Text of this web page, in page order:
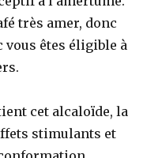
très amer, donc
vous êtes éligible à
cet alcaloïde, la
stimulants et